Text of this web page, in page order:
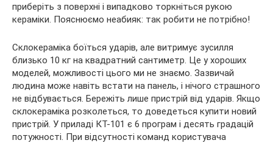
приберіть з поверхні і випадково торкніться рукою
кераміки. Пояснюємо неабияк: так робити не потрібно!
Склокераміка боїться ударів, але витримує зусилля
близько 10 кг на квадратний сантиметр. Це у хороших
моделей, можливості цього ми не знаємо. Зазвичай
людина може навіть встати на панель, і нічого страшного
не відбувається. Бережіть лише пристрій від ударів. Якщо
склокераміка розколеться, то доведеться купити новий
пристрій. У приладі КТ-101 є 6 програм і десять градацій
потужності. При відсутності команд користувача